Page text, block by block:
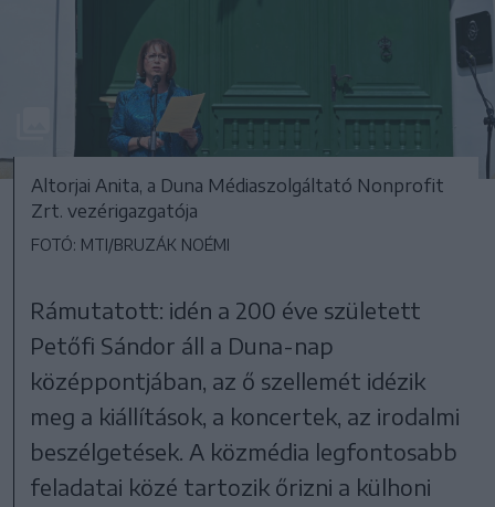
Altorjai Anita, a Duna Médiaszolgáltató Nonprofit
Zrt. vezérigazgatója
FOTÓ: MTI/BRUZÁK NOÉMI
Rámutatott: idén a 200 éve született
Petőfi Sándor áll a Duna-nap
középpontjában, az ő szellemét idézik
meg a kiállítások, a koncertek, az irodalmi
beszélgetések. A közmédia legfontosabb
feladatai közé tartozik őrizni a külhoni